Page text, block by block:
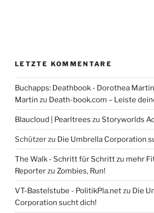
LETZTE KOMMENTARE
Buchapps: Deathbook - Dorothea
Martin zu Death-book.com – Leiste
Blaucloud | Pearltrees zu Storyworlds
Schützerzu Die Umbrella Corporation
The Walk - Schritt für Schritt zu mehr
Reporterzu Zombies, Run!
VT-Bastelstube - PolitikPla.netzu Die
Corporation sucht dich!